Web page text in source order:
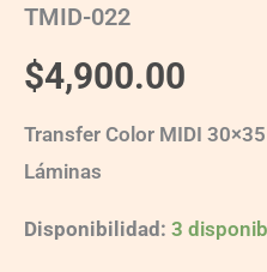
TMID-022
$4,900.00
Transfer Color MIDI
Láminas
Disponibilidad: 3